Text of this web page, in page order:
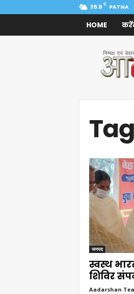
35.9 C PATNA
HOME
Samachar
जनपद
स्वस्थ
शिविर
Aadarshan